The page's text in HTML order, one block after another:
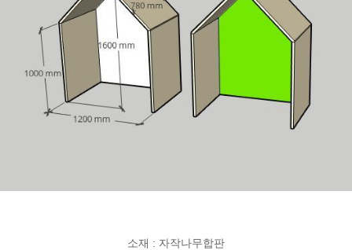
소재 : 자작나무합판